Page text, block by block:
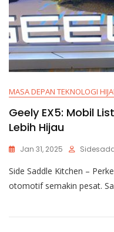
MASA DEPAN TEKNOLOGI
Geely EX5: Mobil
Lebih Hijau
Jan 31, 2025
Side Saddle Kitchen –
otomotif semakin pesat.